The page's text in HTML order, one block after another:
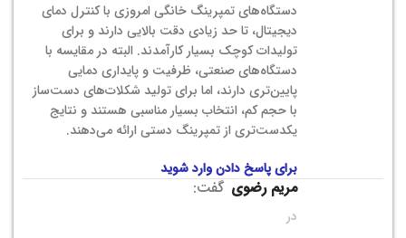
دستگاه‌های تمپرینگ خانگی امروزی با کنترل دمای
دیجیتال، تا حد زیادی دقت بالایی دارند و برای
تولیدات کوچک بسیار کارآمدند. البته در مقایسه با
دستگاه‌های صنعتی، ظرفیت و پایداری دمایی
پایین‌تری دارند، اما برای تولید شکلات‌های دست‌ساز
با حجم کم، انتخاب بسیار مناسبی هستند و نتایج
یکدست‌تری از تمپرینگ دستی ارائه می‌دهند.
برای پاسخ دادن وارد شوید
مریم رضوی گفت:
در